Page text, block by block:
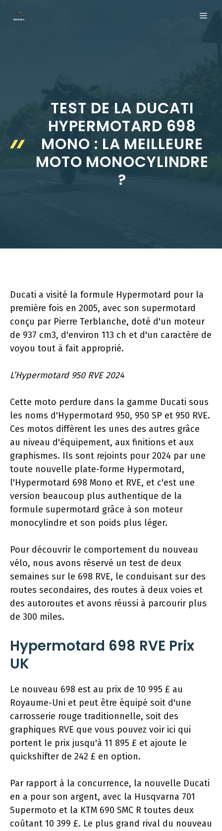
TEST DE LA DUCATI
HYPERMOTARD 698
MONO : LA MEILLEURE
MOTO MONOCYLINDRE
?
Ducati a visité la formule Hypermotard pour la
première fois en 2005, avec son supermotard
conçu par Pierre Terblanche, doté d'un moteur
de 937 cm3, d'environ 113 ch et d'un caractère de
voyou tout à fait approprié.
L’Hypermotard 950 RVE 2024
Cette moto perdure dans la gamme Ducati sous
les noms d'Hypermotard 950, 950 SP et 950 RVE.
Ces motos diffèrent les unes des autres grâce
au niveau d'équipement, aux finitions et aux
graphismes. Ils sont rejoints pour 2024 par une
toute nouvelle plate-forme Hypermotard,
l'Hypermotard 698 Mono et RVE, et c'est une
version beaucoup plus authentique de la
formule supermotard grâce à son moteur
monocylindre et son poids plus léger.
Pour découvrir le comportement du nouveau
vélo, nous avons réservé un test de deux
semaines sur le 698 RVE, le conduisant sur des
routes secondaires, des routes à deux voies et
des autoroutes et avons réussi à parcourir plus
de 300 miles.
Hypermotard 698 RVE Prix
UK
Le nouveau 698 est au prix de 10 995 £ au
Royaume-Uni et peut être équipé soit d'une
carrosserie rouge traditionnelle, soit des
graphiques RVE que vous pouvez voir ici qui
portent le prix jusqu'à 11 895 £ et ajoute le
quickshifter de 242 £ en option.
Par rapport à la concurrence, la nouvelle Ducati
en a pour son argent, avec la Husqvarna 701
Supermoto et la KTM 690 SMC R toutes deux
coûtant 10 399 £. Le plus grand rival du nouveau